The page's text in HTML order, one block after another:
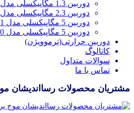
دوربین 1.3 مگاپیکسلی مدل RA-ASC-0134
دوربین 2.3 مگاپیکسلی مدل RA-ASC-0234
دوربین 5 مگاپیکسلی مدل RA-ASC-9031
دوربین 5 مگاپیکسلی مدل RA-ASC-5000
دوربین حرارتی(ترموویژن)
کاتالوگ
سوالات متداول
تماس با ما
مشتریان محصولات رسااندیشان